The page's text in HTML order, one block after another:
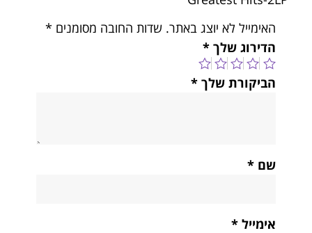
האימייל לא יוצג באתר. שדות החובה מסומנים *
הדירוג שלך *
הביקורת שלך *
שם *
אימייל *